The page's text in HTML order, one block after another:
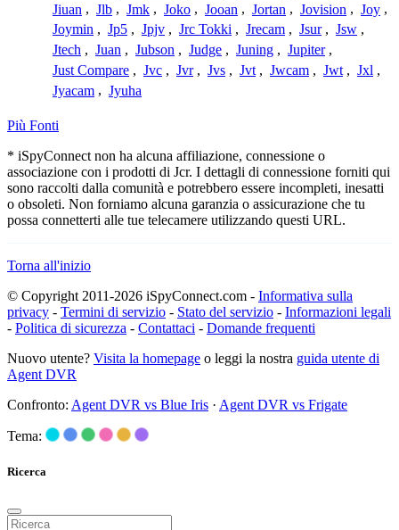
Jiuan , Jlb , Jmk , Joko , Jooan , Jortan , Jovision , Joy ,
Joymin , Jp5 , Jpjv , Jrc Tokki , Jrecam , Jsur , Jsw ,
Jtech , Juan , Jubson , Judge , Juning , Jupiter ,
Just Compare , Jvc , Jvr , Jvs , Jvt , Jwcam , Jwt , Jxl ,
Jyacam , Jyuha
Più Fonti
* iSpyConnect non ha alcuna affiliazione, connessione o
associazione con i prodotti di Jcr. I dettagli di connessione forniti qui
sono raccolti dalla comunità e potrebbero essere incompleti, inesatti
o obsoleti. Non forniamo alcuna garanzia o assicurazione che tu
possa connetterti alle tue telecamere utilizzando questi URL.
Torna all'inizio
© Copyright 2011-2026 iSpyConnect.com - Informativa sulla
privacy - Termini di servizio - Stato del servizio - Informazioni legali
- Politica di sicurezza - Contattaci - Domande frequenti
Nuovo utente? Visita la homepage o leggi la nostra guida utente di
Agent DVR
Confronto: Agent DVR vs Blue Iris · Agent DVR vs Frigate
Tema:
Ricerca